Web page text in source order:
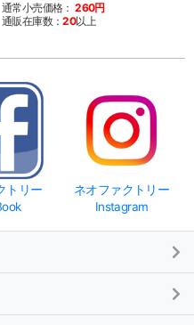
通常小売価格： 260円
通販在庫数：20以上
トリー
ネオファクトリー
Instagram